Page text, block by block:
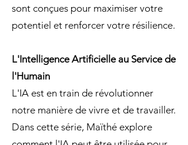
sont conçues pour maximiser votre
potentiel et renforcer votre résilience.
L'Intelligence Artificielle au Service de
l'Humain
L'IA est en train de révolutionner
notre manière de vivre et de travailler.
Dans cette série, Maïthé explore